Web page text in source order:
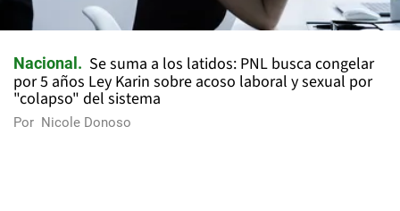
Nacional
Se suma a los latidos: PNL busca congelar
por 5 años Ley Karin sobre acoso laboral y sexual por
"colapso" del sistema
Por Nicole Donoso